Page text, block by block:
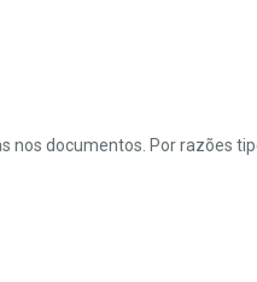
nos documentos. Por razões